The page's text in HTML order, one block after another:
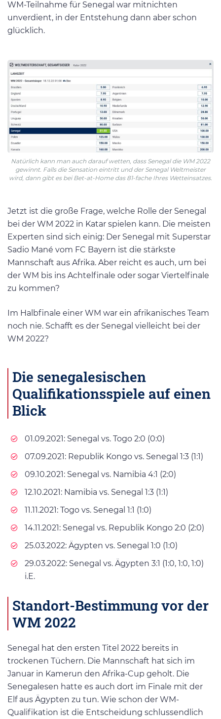
WM-Teilnahme für Senegal war mitnichten
unverdient, in der Entstehung dann aber schon
glücklich.
Natürlich kann man auch darauf wetten, dass Senegal die WM 2022
gewinnt. Falls die Sensation eintritt und der Senegal Weltmeister
wird, dann gibt es bei Bet-at-Home das 81-fache Ihres Wetteinsatzes.
Jetzt ist die große Frage, welche Rolle der Senegal
bei der WM 2022 in Katar spielen kann. Die meisten
Experten sind sich einig: Der Senegal mit Superstar
Sadio Mané vom FC Bayern ist die stärkste
Mannschaft aus Afrika. Aber reicht es auch, um bei
der WM bis ins Achtelfinale oder sogar Viertelfinale
zu kommen?
Im Halbfinale einer WM war ein afrikanisches Team
noch nie. Schafft es der Senegal vielleicht bei der
WM 2022?
Die senegalesischen
Qualifikationsspiele auf einen
Blick
01.09.2021: Senegal vs. Togo 2:0 (0:0)
07.09.2021: Republik Kongo vs. Senegal 1:3 (1:1)
09.10.2021: Senegal vs. Namibia 4:1 (2:0)
12.10.2021: Namibia vs. Senegal 1:3 (1:1)
11.11.2021: Togo vs. Senegal 1:1 (1:0)
14.11.2021: Senegal vs. Republik Kongo 2:0 (2:0)
25.03.2022: Ägypten vs. Senegal 1:0 (1:0)
29.03.2022: Senegal vs. Ägypten 3:1 (1:0, 1:0, 1:0)
i.E.
Standort-Bestimmung vor der
WM 2022
Senegal hat den ersten Titel 2022 bereits in
trockenen Tüchern. Die Mannschaft hat sich im
Januar in Kamerun den Afrika-Cup geholt. Die
Senegalesen hatte es auch dort im Finale mit der
Elf aus Ägypten zu tun. Wie schon der WM-
Qualifikation ist die Entscheidung schlussendlich